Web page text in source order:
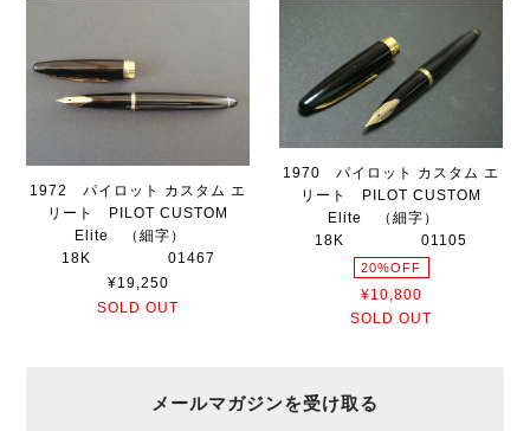
1972 パイロット カスタム エ
リート PILOT CUSTOM
Elite （細字）
18K 01467
¥19,250
SOLD OUT
1970 パイロット カスタム エ
リート PILOT CUSTOM
Elite （細字）
18K 01105
20%OFF
¥10,800
SOLD OUT
メールマガジンを受け取る